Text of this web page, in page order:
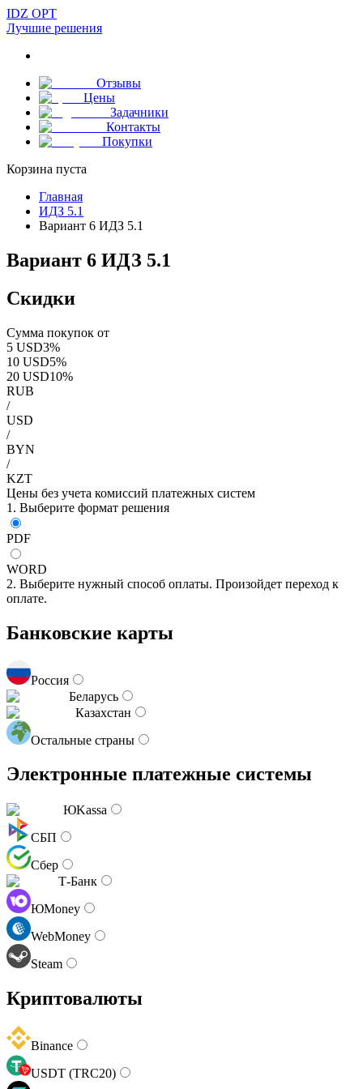
IDZ OPT
Лучшие решения
Отзывы
Цены
Задачники
Контакты
Покупки
Корзина пуста
Главная
ИДЗ 5.1
Вариант 6 ИДЗ 5.1
Вариант 6 ИДЗ 5.1
Скидки
Сумма покупок от
5 USD3%
10 USD5%
20 USD10%
RUB
/
USD
/
BYN
/
KZT
Цены без учета комиссий платежных систем
1. Выберите формат решения
PDF
WORD
2. Выберите нужный способ оплаты. Произойдет переход к
оплате.
Банковские карты
Россия
Беларусь
Казахстан
Остальные страны
Электронные платежные системы
ЮKassa
СБП
Сбер
Т-Банк
ЮMoney
WebMoney
Steam
Криптовалюты
Binance
USDT (TRC20)